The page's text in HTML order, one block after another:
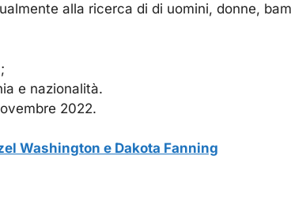
alla ricerca di di uomini, donne,
e nazionalità.
2022.
Washington e Dakota Fanning